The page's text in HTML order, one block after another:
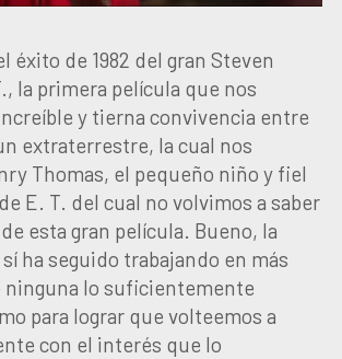
éxito de 1982 del gran Steven
la primera película que nos
y tierna convivencia entre
extraterrestre, la cual nos
Thomas, el pequeño niño y fiel
E. T. del cual no volvimos a saber
esta gran película. Bueno, la
ha seguido trabajando en más
ninguna lo suficientemente
para lograr que volteemos a
con el interés que lo